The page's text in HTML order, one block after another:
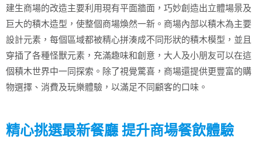
建生商場的改造主要利用現有平面牆面，巧妙創造出立體場景及
巨大的積木造型，使整個商場煥然一新。商場內部以積木為主要
設計元素，每個區域都被精心拼湊成不同形狀的積木模型，並且
穿插了各種怪獸元素，充滿趣味和創意，大人及小朋友可以在這
個積木世界中一同探索。除了視覺驚喜，商場還提供更豐富的購
物選擇、消費及玩樂體驗，以滿足不同顧客的口味。
精心挑選最新餐廳 提升商場餐飲體驗